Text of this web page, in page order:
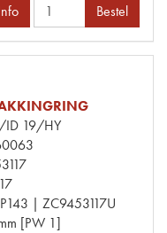
Bestel
ID 19/HY
| ZC9453117U
[PW 1]